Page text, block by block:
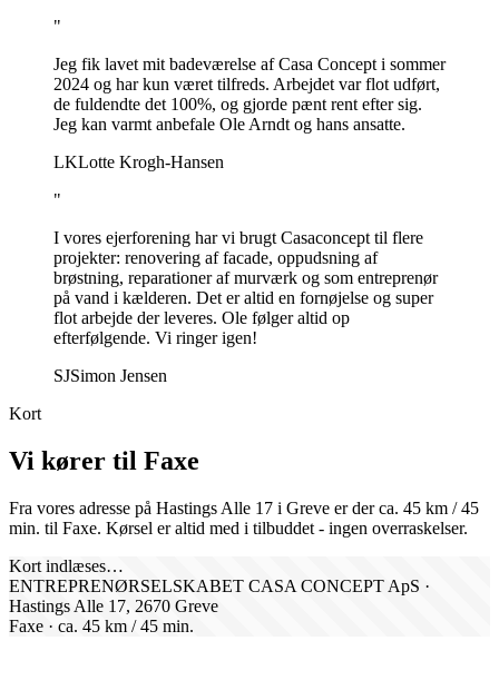
"
Jeg fik lavet mit badeværelse af Casa Concept i sommer
2024 og har kun været tilfreds. Arbejdet var flot udført,
de fuldendte det 100%, og gjorde pænt rent efter sig.
Jeg kan varmt anbefale Ole Arndt og hans ansatte.
LKLotte Krogh-Hansen
"
I vores ejerforening har vi brugt Casaconcept til flere
projekter: renovering af facade, oppudsning af
brøstning, reparationer af murværk og som entreprenør
på vand i kælderen. Det er altid en fornøjelse og super
flot arbejde der leveres. Ole følger altid op
efterfølgende. Vi ringer igen!
SJSimon Jensen
Kort
Vi kører til Faxe
Fra vores adresse på Hastings Alle 17 i Greve er der ca. 45 km /45
min. til Faxe. Kørsel er altid med i tilbuddet - ingen overraskelser.
Kort indlæses…
ENTREPRENØRSELSKABET CASA CONCEPT ApS ·
Hastings Alle 17, 2670 Greve
Faxe · ca. 45 km /45 min.